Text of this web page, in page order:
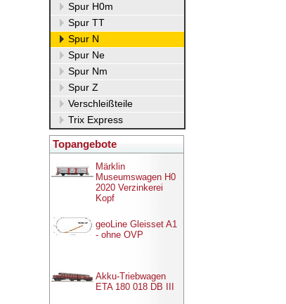
Spur H0m
Spur TT
Spur N
Spur Ne
Spur Nm
Spur Z
Verschleißteile
Trix Express
Topangebote
Märklin
Museumswagen H0
2020 Verzinkerei
Kopf
geoLine Gleisset A1
- ohne OVP
Akku-Triebwagen
ETA 180 018 DB III